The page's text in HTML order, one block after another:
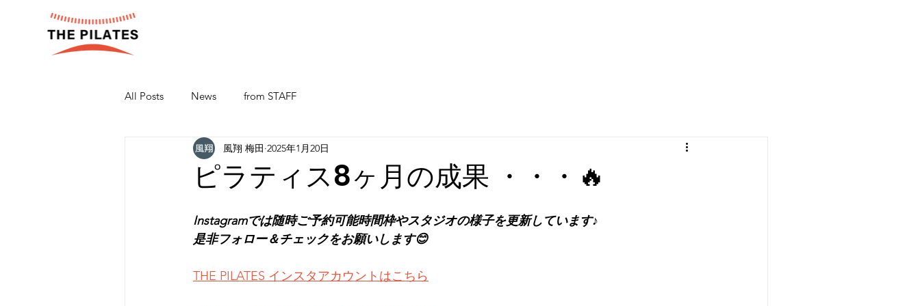
All Posts News from STAFF
ピラティス8ヶ月の成果 ・・・🔥
風翔 梅田 2025年1月20日
Instagramでは随時ご予約可能時間枠やスタジオの様子を更新しています♪
是非フォロー＆チェックをお願いします😊
THE PILATES インスタアカウントはこちら